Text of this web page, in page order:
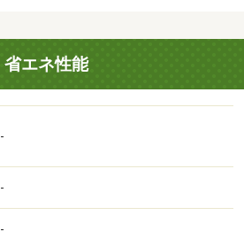
省エネ性能
-
-
-